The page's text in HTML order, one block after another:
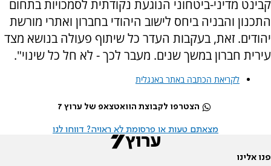
קבינט מדיני-ביטחוני הנוגעת נקודתית לסמכויות בתחום
התכנון והבניה ביחס לישוב היהודי בחברון ואתרי מורשת
יהודים. זאת, בעקבות העדר כל שיתוף פעולה בנושא מצד
עירית חברון במשך שנים. מעבר לכך - לא חל כל שינוי".
לקריאת הכתבה באתר באנגלית
הצטרפו לקבוצת הוואטצאפ של ערוץ 7
מצאתם טעות או פרסומת לא ראויה? דווחו לנו
פנו אלינו